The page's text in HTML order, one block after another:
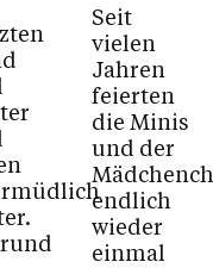
Seit
vielen
Jahren
feierten
die Minis
und der
endlich
wieder
einmal